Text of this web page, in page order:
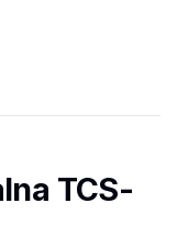
TCS-